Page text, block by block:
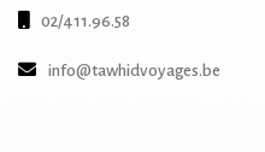
02/411.96.58
info@tawhidvoyages.be